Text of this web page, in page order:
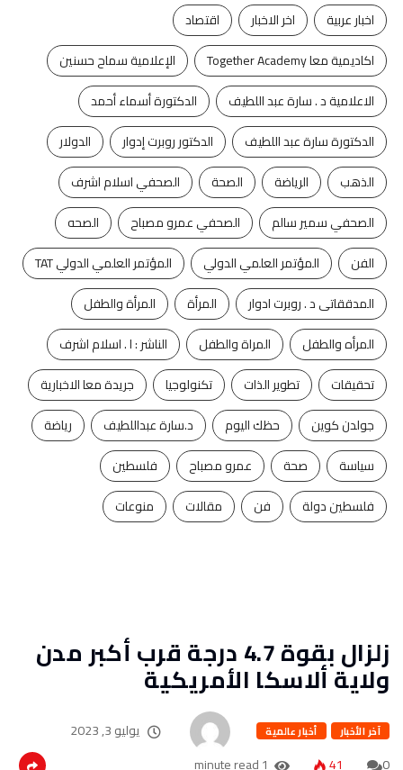
اخبار عربية
اخر الاخبار
اقتصاد
اكاديمية معا Together Academy
الإعلامية سماح حسنين
الاعلامية د . سارة عبد اللطيف
الدكتورة أسماء أحمد
الدكتورة سارة عبد اللطيف
الدكتور روبرت إدوار
الدولار
الذهب
الرياضة الصحة
الصحفي اسلام اشرف
الصحفي سمير سالم
الصحفي عمرو مصباح
الصحه
الفن
المؤتمر العلمي الدولي
المؤتمر العلمي الدولي TAT
المدققاتى د . روبرت ادوار
المرأة
المرأة والطفل
المرأه والطفل
المراة والطفل
الناشر : ا . اسلام اشرف
تحقيقات
تطوير الذات تكنولوجيا
جريدة معا الاخبارية
جولدن كوين
حظك اليوم د.سارة عبداللطيف
رياضة
سياسة
صحة عمرو مصباح
فلسطين
فلسطين دولة
فن مقالات منوعات
زلزال بقوة 4.7 درجة قرب أكبر مدن
ولاية ألاسكا الأمريكية
آخر الأخبار أخبار عالمية
يوليو 3, 2023
0
41
1 minute read